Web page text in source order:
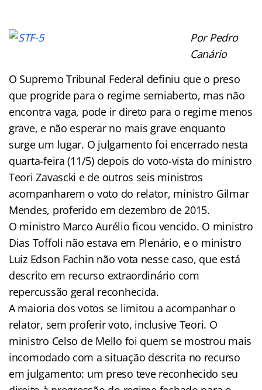
Por Pedro
Canário
O Supremo Tribunal Federal definiu que o preso
que progride para o regime semiaberto, mas não
encontra vaga, pode ir direto para o regime menos
grave, e não esperar no mais grave enquanto
surge um lugar. O julgamento foi encerrado nesta
quarta-feira (11/5) depois do voto-vista do ministro
Teori Zavascki e de outros seis ministros
acompanharem o voto do relator, ministro Gilmar
Mendes, proferido em dezembro de 2015.
O ministro Marco Aurélio ficou vencido. O ministro
Dias Toffoli não estava em Plenário, e o ministro
Luiz Edson Fachin não vota nesse caso, que está
descrito em recurso extraordinário com
repercussão geral reconhecida.
A maioria dos votos se limitou a acompanhar o
relator, sem proferir voto, inclusive Teori. O
ministro Celso de Mello foi quem se mostrou mais
incomodado com a situação descrita no recurso
em julgamento: um preso teve reconhecido seu